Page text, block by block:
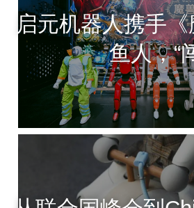
启元机器人携手
鱼人，“